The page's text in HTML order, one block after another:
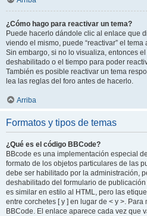
¿Cómo hago para reactivar un tema?
Puede hacerlo dándole clic al enlace que
viendo el mismo, puede “reactivar” el
Sin embargo, si no lo visualiza, entonces
deshabilitado o el tiempo para poder
También es posible reactivar un tema
lea las reglas del foro antes de hacerlo.
Arriba
Formatos y tipos de temas
¿Qué es el código BBCode?
BBcode es una implementación especial
formato de los objetos particulares de las
debe ser habilitado por la administración,
deshabilitado del formulario de
es similar en estilo al HTML, pero las
entre corchetes [ y ] en lugar de < y >.
BBCode. El enlace aparece cada vez que